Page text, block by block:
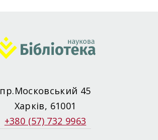
пр.Московський 45
Харків, 61001
+380 (57) 732 9963